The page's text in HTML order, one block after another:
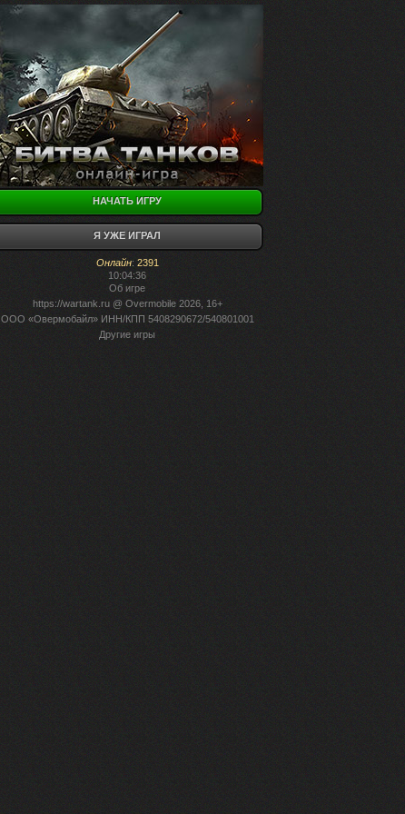
НАЧАТЬ ИГРУ
Я УЖЕ ИГРАЛ
Онлайн: 2391
10:04:36
Об игре
https://wartank.ru@ Overmobile 2026, 16+
ООО «Овермобайл» ИНН/КПП 5408290672/540801001
Другие игры